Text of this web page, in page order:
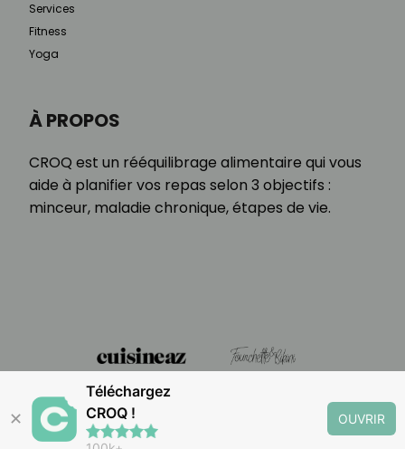
À PROPOS
CROQ est un rééquilibrage alimentaire qui vous
aide à planifier vos repas selon 3 objectifs :
minceur, maladie chronique, étapes de vie.
Services
Fitness
Yoga
✕
Téléchargez
CROQ !
OUVRIR